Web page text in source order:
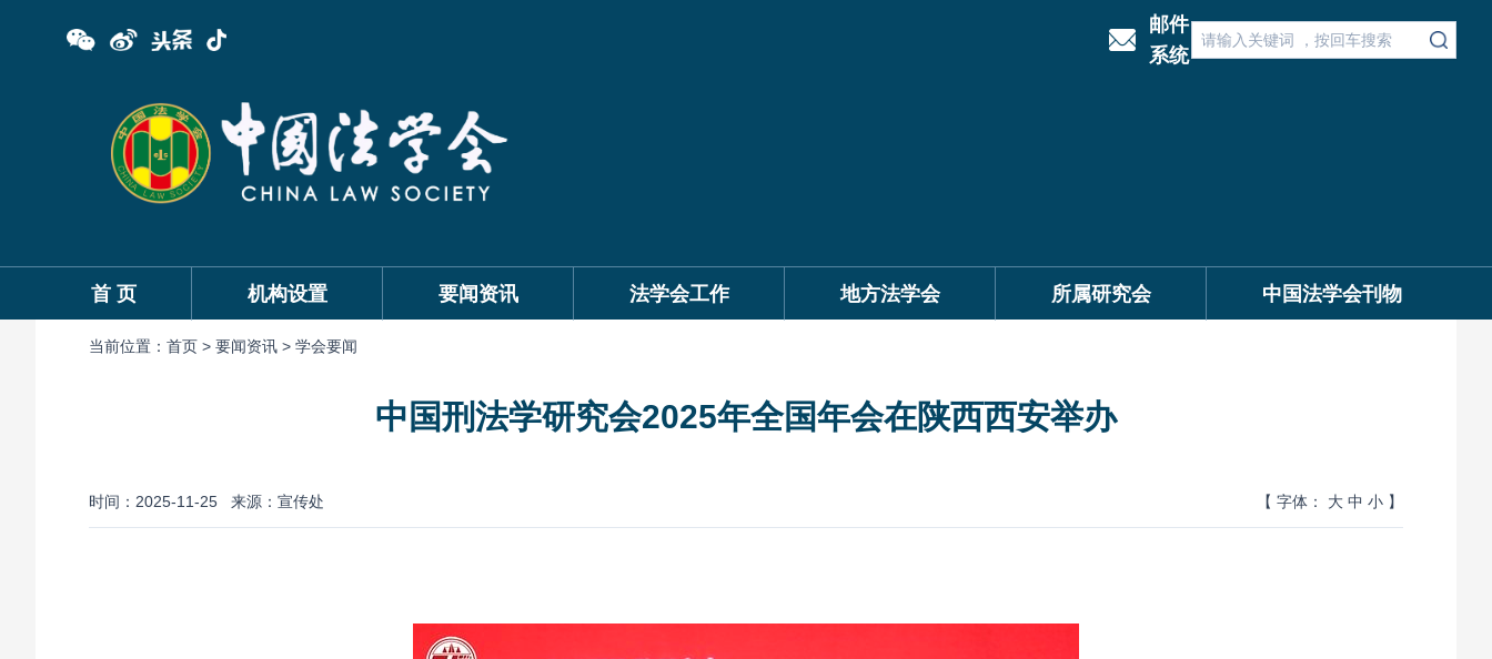
邮件
系统
首 页 机构设置 要闻资讯 法学会工作 地方法学会 所属研究会 中国法学会刊物
当前位置： 首页 > 要闻资讯 > 学会要闻
中国刑法学研究会2025年全国年会在陕西西安举办
时间：2025-11-25 来源：宣传处 【 字体： 大 中 小 】